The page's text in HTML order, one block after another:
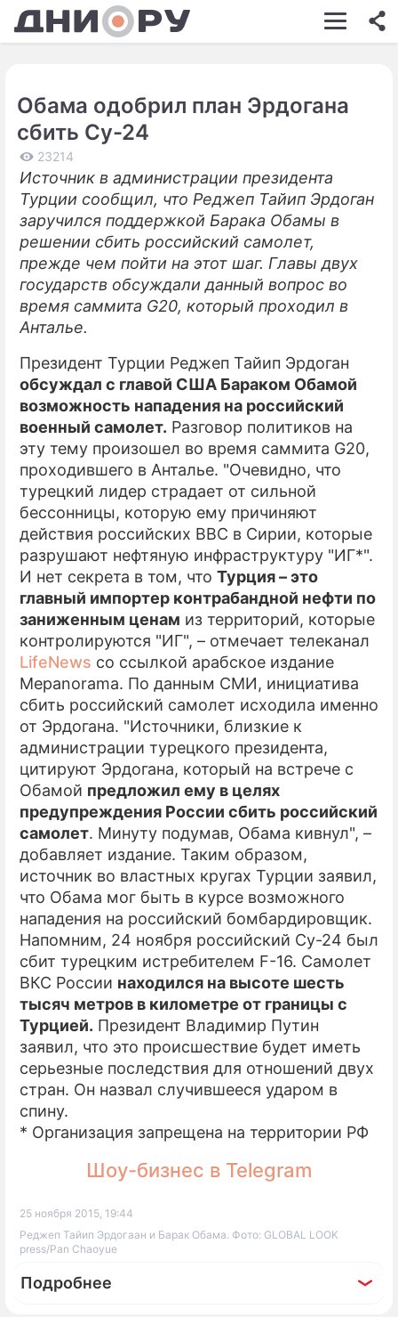
ШОУ-БИЗНЕС
КИНО
ЗДОРОВЬЕ
ЭКОНОМИКА
ПРОИСШЕСТВИЯ
СОННИК
СЕРИАЛЫ
ПРЕСС-РЕЛИЗЫ
О ПРОЕКТЕ
Обама одобрил план Эрдогана
сбить Су-24
23214
Источник в администрации президента
Турции сообщил, что Реджеп Тайип Эрдоган
заручился поддержкой Барака Обамы в
решении сбить российский самолет,
прежде чем пойти на этот шаг. Главы двух
государств обсуждали данный вопрос во
время саммита G20, который проходил в
Анталье.
Президент Турции Реджеп Тайип Эрдоган
обсуждал с главой США Бараком Обамой
возможность нападения на российский
военный самолет. Разговор политиков на
эту тему произошел во время саммита G20,
проходившего в Анталье. "Очевидно, что
турецкий лидер страдает от сильной
бессонницы, которую ему причиняют
действия российских ВВС в Сирии, которые
разрушают нефтяную инфраструктуру "ИГ*".
И нет секрета в том, что Турция – это
главный импортер контрабандной нефти по
заниженным ценам из территорий, которые
контролируются "ИГ", – отмечает телеканал
LifeNews со ссылкой арабское издание
Mepanorama. По данным СМИ, инициатива
сбить российский самолет исходила именно
от Эрдогана. "Источники, близкие к
администрации турецкого президента,
цитируют Эрдогана, который на встрече с
Обамой предложил ему в целях
предупреждения России сбить российский
самолет. Минуту подумав, Обама кивнул", –
добавляет издание. Таким образом,
источник во властных кругах Турции заявил,
что Обама мог быть в курсе возможного
нападения на российский бомбардировщик.
Напомним, 24 ноября российский Cу-24 был
сбит турецким истребителем F-16. Самолет
ВКС России находился на высоте шесть
тысяч метров в километре от границы с
Турцией. Президент Владимир Путин
заявил, что это происшествие будет иметь
серьезные последствия для отношений двух
стран. Он назвал случившееся ударом в
спину.
* Организация запрещена на территории РФ
Шоу-бизнес в Telegram
25 ноября 2015, 19:44
Реджеп Тайип Эрдогаан и Барак Обама. Фото: GLOBAL LOOK
press/Pan Chaoyue
Подробнее